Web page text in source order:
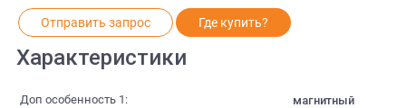
Отправить запрос Где купить?
Характеристики
Доп особенность 1: магнитный